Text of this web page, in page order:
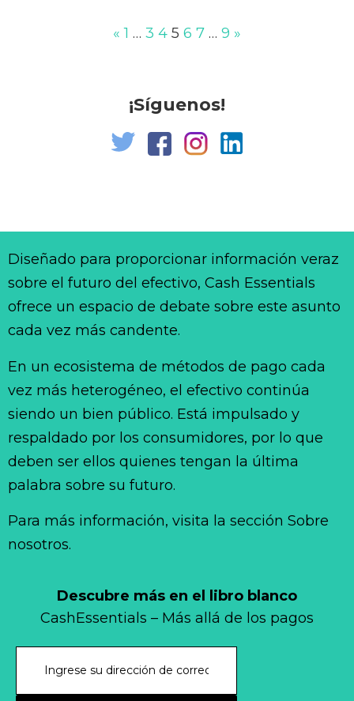
« 1 … 3 4 5 6 7 … 9 »
¡Síguenos!
Descubre más en el libro blanco
CashEssentials – Más allá de los pagos
Diseñado para proporcionar información veraz
sobre el futuro del efectivo, Cash Essentials
ofrece un espacio de debate sobre este asunto
cada vez más candente.
En un ecosistema de métodos de pago cada
vez más heterogéneo, el efectivo continúa
siendo un bien público. Está impulsado y
respaldado por los consumidores, por lo que
deben ser ellos quienes tengan la última
palabra sobre su futuro.
Para más información, visita la sección Sobre
nosotros.